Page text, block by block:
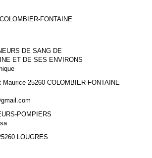
FONTAINE
DE SANG DE
ET DE SES ENVIRONS
Maurice 25260 COLOMBIER-FONTAINE
POMPIERS
LOUGRES